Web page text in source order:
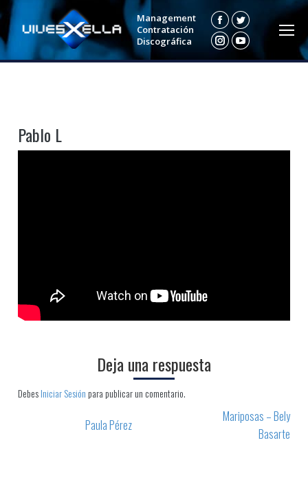
Management
Contratación
Discográfica
FacebookTwitter
Instagram
YouTube
Pablo L
Deja una respuesta
DebesIniciar Sesión para publicar un comentario.
Post navigationPaula Pérez
Mariposas – Bely
Basarte